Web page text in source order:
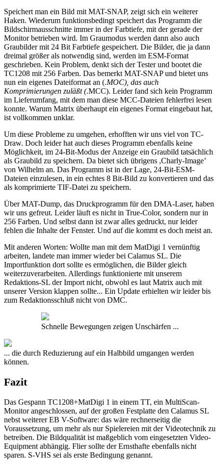
Speichert man ein Bild mit MAT-SNAP, zeigt sich ein weiterer
Haken. Wiederum funktionsbedingt speichert das Programm die
Bildschirmausschnitte immer in der Farbtiefe, mit der gerade der
Monitor betrieben wird. Im Graumodus werden dann also auch
Graubilder mit 24 Bit Farbtiefe gespeichert. Die Bilder, die ja dann
dreimal größer als notwendig sind, werden im ESM-Format
geschrieben. Kein Problem, denkt sich der Tester und bootet die
TC1208 mit 256 Farben. Das bemerkt MAT-SNAP und bietet uns
nun ein eigenes Dateiformat an (.MOC), das auch
Komprimierungen zuläßt (.MCC). Leider fand sich kein Programm
im Lieferumfang, mit dem man diese MCC-Dateien fehlerfrei lesen
konnte. Warum Matrix überhaupt ein eigenes Format eingebaut hat,
ist vollkommen unklar.
Um diese Probleme zu umgehen, erhofften wir uns viel von TC-
Draw. Doch leider hat auch dieses Programm ebenfalls keine
Möglichkeit, im 24-Bit-Modus der Anzeige ein Graubild tatsächlich
als Graubild zu speichern. Da bietet sich übrigens ,Charly-Image’
von Wilhelm an. Das Programm ist in der Lage, 24-Bit-ESM-
Dateien einzulesen, in ein echtes 8 Bit-Bild zu konvertieren und das
als komprimierte TIF-Datei zu speichern.
Über MAT-Dump, das Druckprogramm für den DMA-Laser, haben
wir uns gefreut. Leider läuft es nicht in True-Color, sondern nur in
256 Farben. Und selbst dann ist zwar alles gedruckt, nur leider
fehlen die Inhalte der Fenster. Und auf die kommt es doch meist an.
Mit anderen Worten: Wollte man mit dem MatDigi 1 vernünftig
arbeiten, landete man immer wieder bei Calamus SL. Die
Importfunktion dort sollte es ermöglichen, die Bilder gleich
weiterzuverarbeiten. Allerdings funktionierte mit unserem
Redaktions-SL der Import nicht, obwohl es laut Matrix auch mit
unserer Version klappen sollte... Ein Update erhielten wir leider bis
zum Redaktionsschluß nicht von DMC.
Schnelle Bewegungen zeigen Unschärfen ...
... die durch Reduzierung auf ein Halbbild umgangen werden
können.
Fazit
Das Gespann TC1208+MatDigi 1 in einem TT, ein MultiScan-
Monitor angeschlossen, auf der großen Festplatte den Calamus SL
nebst weiterer EB V-Software: das wäre rechnerseitig die
Voraussetzung, um mehr als nur Spielereien mit der Videotechnik zu
betreiben. Die Bildqualität ist maßgeblich vom eingesetzten Video-
Equipment abhängig. Flier sollte der Ernsthafte ebenfalls nicht
sparen. S-VHS sei als erste Bedingung genannt.